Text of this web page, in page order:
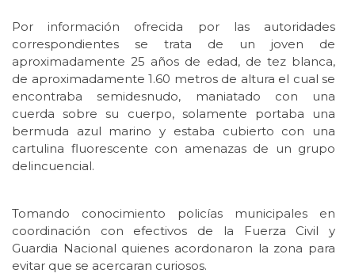
Por información ofrecida por las autoridades
correspondientes se trata de un joven de
aproximadamente 25 años de edad, de tez blanca,
de aproximadamente 1.60 metros de altura el cual se
encontraba semidesnudo, maniatado con una
cuerda sobre su cuerpo, solamente portaba una
bermuda azul marino y estaba cubierto con una
cartulina fluorescente con amenazas de un grupo
delincuencial.
Tomando conocimiento policías municipales en
coordinación con efectivos de la Fuerza Civil y
Guardia Nacional quienes acordonaron la zona para
evitar que se acercaran curiosos.